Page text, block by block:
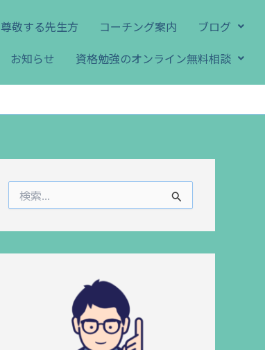
尊敬する先生方 コーチング案内
ブログ
お知らせ 資格勉強のオンライン無料相談
索
: